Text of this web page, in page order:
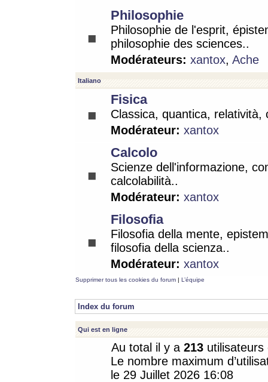
Philosophie
Philosophie de l'esprit,
philosophie des sciences..
Modérateurs: xantox, Ache
Italiano
Fisica
Classica, quantica, relatività,
Modérateur: xantox
Calcolo
Scienze dell'informazione,
calcolabilità..
Modérateur: xantox
Filosofia
Filosofia della mente,
filosofia della scienza..
Modérateur: xantox
Supprimer tous les cookies du forum | L’équipe
Index du forum
Qui est en ligne
Au total il y a 213
Le nombre maximum
le 29 Juillet 2026 16:08